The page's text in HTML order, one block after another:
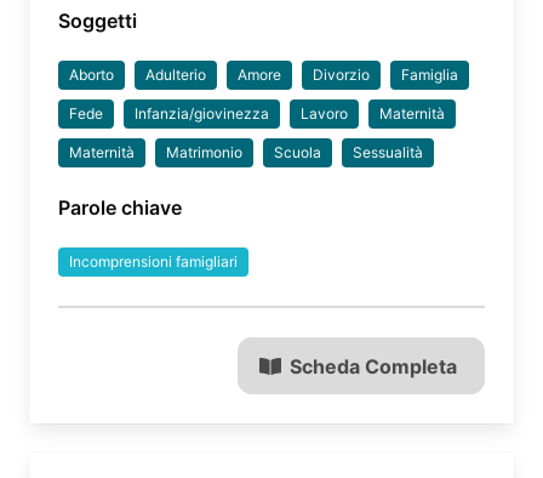
Soggetti
Aborto Adulterio Amore Divorzio Famiglia
Fede Infanzia/giovinezza Lavoro Maternità
Maternità Matrimonio Scuola Sessualità
Parole chiave
Incomprensioni famigliari
Scheda Completa